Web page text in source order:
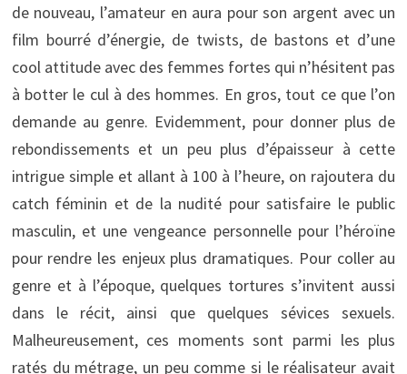
de nouveau, l’amateur en aura pour son argent avec un
film bourré d’énergie, de twists, de bastons et d’une
cool attitude avec des femmes fortes qui n’hésitent pas
à botter le cul à des hommes. En gros, tout ce que l’on
demande au genre. Evidemment, pour donner plus de
rebondissements et un peu plus d’épaisseur à cette
intrigue simple et allant à 100 à l’heure, on rajoutera du
catch féminin et de la nudité pour satisfaire le public
masculin, et une vengeance personnelle pour l’héroïne
pour rendre les enjeux plus dramatiques. Pour coller au
genre et à l’époque, quelques tortures s’invitent aussi
dans le récit, ainsi que quelques sévices sexuels.
Malheureusement, ces moments sont parmi les plus
ratés du métrage, un peu comme si le réalisateur avait